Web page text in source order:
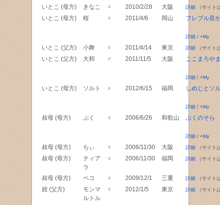
いとこ (母方) きなこ ♀ 2010/2/28 大阪 詳細（サイト
いとこ (母方) 桜 ♀ 2011/4/6 岡山 フレブル音
詳細/+My
いとこ (父方) 小舞 ♀ 2011/4/14 東京 詳細（サイト
いとこ (父方) 大和 ♂ 2011/11/5 大阪 ここまろや
詳細/+My
いとこ (母方) ソルト ♀ 2012/6/15 福岡 しめじとソ
詳細/+My
叔母 (母方) ぷく ♀ 2006/6/26 和歌山 ぷくのそら
詳細/+My
叔母 (母方) ちぃ ♀ 2006/11/30 大阪 詳細（サイト
叔母 (母方)
ティア
ラ
♀ 2006/11/30 福岡 詳細（サイト
叔母 (母方) ペコ ♀ 2009/12/1 三重 詳細（サイト
姪 (父方)
モンマ
ルトル
♀ 2012/1/5 東京 詳細（サイト